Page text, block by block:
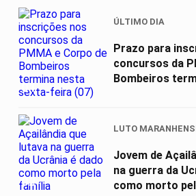
01
ÚLTIMO DIA
Prazo para
concursos da
Bombeiros
02
LUTO
Jovem de
na guerra da
como morto